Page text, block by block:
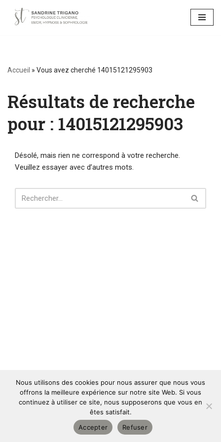
Aller
Accueil » Vous avez cherché 14015121295903
Résultats de recherche
pour : 14015121295903
Désolé, mais rien ne correspond à votre recherche.
Veuillez essayer avec d’autres mots.
Copyright © 2026 | Designed and powered by
Tous droits réservés| Mentions légales
Nous utilisons des cookies pour nous assurer que nous vous
offrons la meilleure expérience sur notre site Web. Si vous
continuez à utiliser ce site, nous supposerons que vous en
êtes satisfait.
Accepter
Refuser